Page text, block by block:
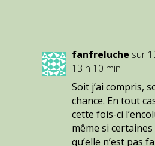
fanfreluche sur
13 h 10 min
Soit j’ai compris,
chance. En tout
cette fois-ci
même si
qu’elle n’est pas